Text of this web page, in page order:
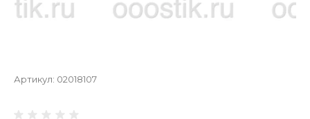
Артикул: 02018107